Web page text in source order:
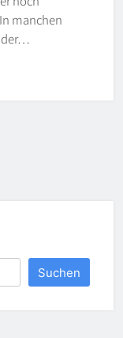
manchen
der…
Suchen